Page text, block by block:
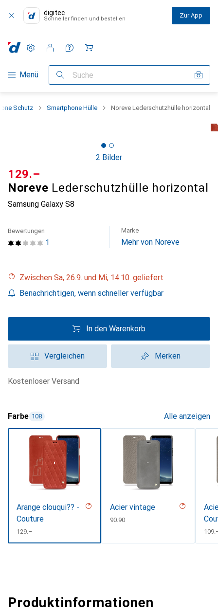
digitec
Schneller finden und bestellen Zur App
Navigation nach Kategorien
Menü Suche
Einstellungen
Kundenkonto
Vergleichslisten
Merklisten
Warenkorb
Schutz Smartphone Hülle Noreve Lederschutzhülle horizontal
2 Bilder
Noreve Lederschutzhülle horizontal
Samsung Galaxy S8
CHF
129.–
1
Bewertungen Marke
Mehr von Noreve
Zwischen Sa, 26.9. und Mi, 14.10. geliefert
Benachrichtigen, wenn schneller verfügbar
In den Warenkorb
Vergleichen Merken
kostenloser Versand
Farbe 108 Alle anzeigen
Arange clouqui?? -
Couture
CHF
129.–
Acier vintage
CHF
90.90
CHF
Produktinformationen